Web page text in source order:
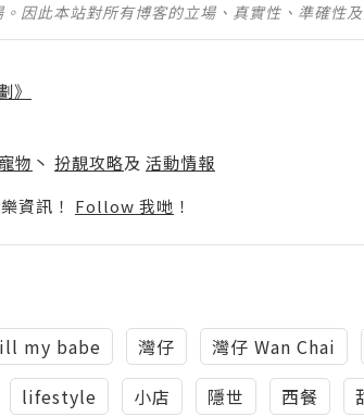
因此本站對所有博客的立場、真實性、準確性
》
寵物 丶 扮靚攻略及 活動情報
資訊！ Follow 我哋 ！
my babe 灣仔
灣仔 Wan Chai
lifestyle 小店 隱世 西餐